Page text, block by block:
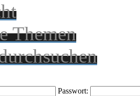
Themen
Passwort: